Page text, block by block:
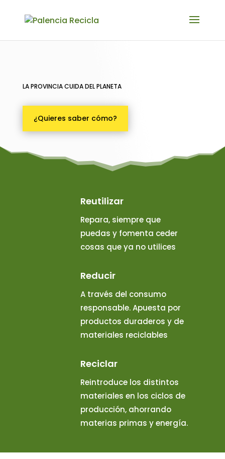
LA PROVINCIA CUIDA DEL PLANETA
¿Quieres saber cómo?
Reutilizar
Repara, siempre que
puedas y fomenta ceder
cosas que ya no utilices
Reducir
A través del consumo
responsable. Apuesta por
productos duraderos y de
materiales reciclables
Reciclar
Reintroduce los distintos
materiales en los ciclos de
producción, ahorrando
materias primas y energía.